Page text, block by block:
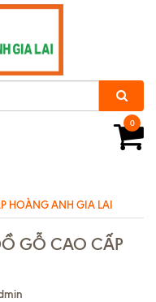
0
HOÀNG ANH GIA LAI
GỖ CAO CẤP